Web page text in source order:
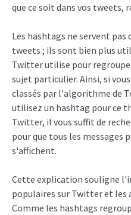
que ce soit dans vos tweets,
Les hashtags ne servent pas
tweets ; ils sont bien plus
Twitter utilise pour
sujet particulier. Ainsi, si
classés par l'algorithme de
utilisez un hashtag pour ce
Twitter, il vous suffit de
pour que tous les messages
s'affichent.
Cette explication souligne
populaires sur Twitter et les
Comme les hashtags